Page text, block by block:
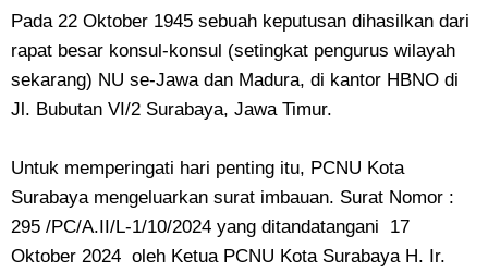
Pada 22 Oktober 1945 sebuah keputusan dihasilkan dari
rapat besar konsul-konsul (setingkat pengurus wilayah
sekarang) NU se-Jawa dan Madura, di kantor HBNO di
Jl. Bubutan VI/2 Surabaya, Jawa Timur.
Untuk memperingati hari penting itu, PCNU Kota
Surabaya mengeluarkan surat imbauan. Surat Nomor :
295 /PC/A.II/L-1/10/2024 yang ditandatangani 17
Oktober 2024 oleh Ketua PCNU Kota Surabaya H. Ir.